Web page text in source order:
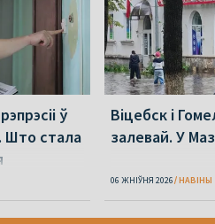
ў
Што стала
Віцебск і
залевай. У
06 ЖНІЎНЯ 2026 НАВІНЫ